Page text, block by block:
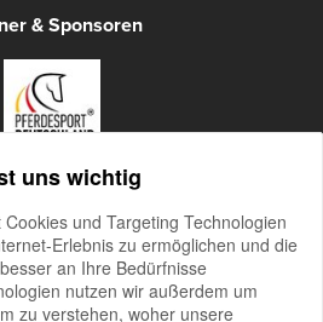
& Sponsoren
uns wichtig
und Targeting Technologien
Erlebnis zu ermöglichen und die
an Ihre Bedürfnisse
nutzen wir außerdem um
zu verstehen, woher unsere